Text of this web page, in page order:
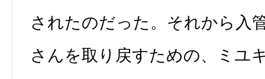
されたのだった。それから入
さんを取り戻すための、ミユ